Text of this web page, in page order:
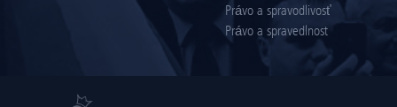
Právo a spravodlivosť
Právo a spravedlnost